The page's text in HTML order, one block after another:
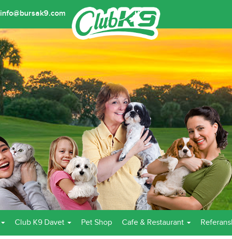
info@bursak9.com
Club K9 Davet Pet Shop Cafe & Restaurant